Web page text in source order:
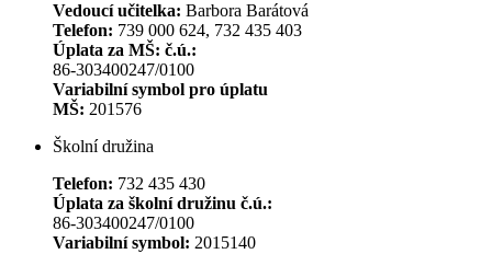
Vedoucí učitelka: Barbora Barátová
Telefon: 739 000 624, 732 435 403
Úplata za MŠ: č.ú.:
86-303400247/0100
Variabilní symbol pro úplatu
MŠ: 201576
Školní družina
Telefon: 732 435 430
Úplata za školní družinu č.ú.:
86-303400247/0100
Variabilní symbol: 2015140